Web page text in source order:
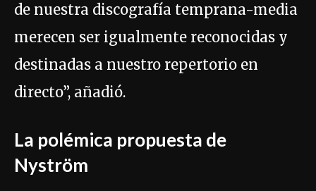
de nuestra discografía temprana-media
merecen ser igualmente reconocidas y
destinadas a nuestro repertorio en
directo”, añadió.
La polémica propuesta de
Nyström